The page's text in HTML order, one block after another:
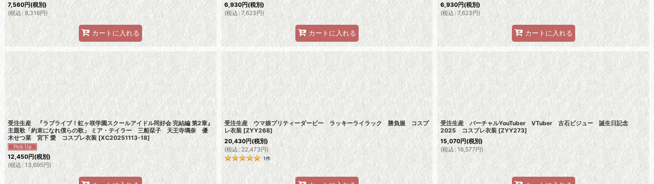
7,560円(税別)
(税込 : 8,316円)
カートに入れる
6,930円(税別)
(税込: 7,623円)
カートに入れる
6,930円(税別)
(税込 : 7,623円)
カートに入れる
受注生産 『ラブライブ！虹ヶ咲学園スクールアイドル同好会 完結編 第2章』
主題歌「約束になれ僕らの歌」 ミア・テイラー 三船栞子 天王寺璃奈 優
木せつ菜 宮下 愛 コスプレ衣装 [XC20251113-18]
12,450円(税別)
(税込: 13,695円)
受注生産 ウマ娘プリティーダービー ラッキーライラック 勝負服 コスプ
レ衣装 [ZYY268]
20,430円(税別)
(税込: 22,473円)
1件
受注生産 バーチャルYouTuber VTuber 古石ビジュー 誕生日記念
2025 コスプレ衣装 [ZYY273]
15,070円(税別)
(税込: 16,577円)